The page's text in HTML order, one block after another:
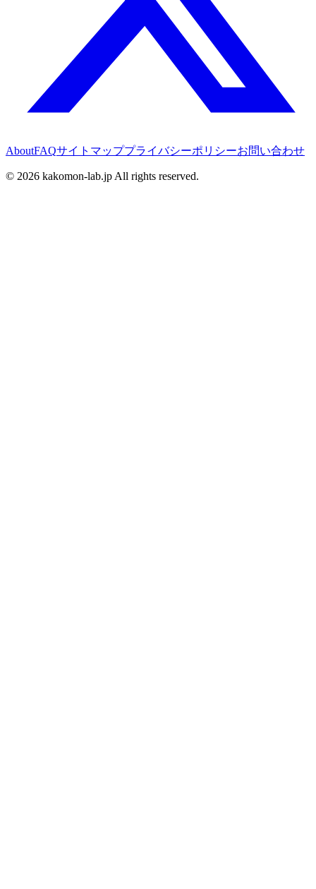
AboutFAQサイトマッププライバシーポリシーお問い合わせ
© 2026 kakomon-lab.jp All rights reserved.